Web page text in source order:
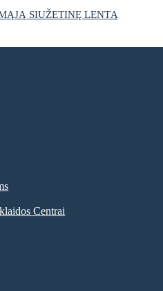
SIUŽETINĘ LENTĄ
Centrai